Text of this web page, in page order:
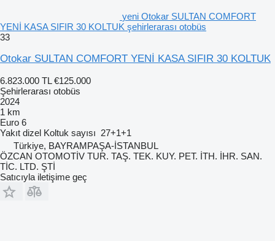
yeni Otokar SULTAN COMFORT
YENİ KASA SIFIR 30 KOLTUK şehirlerarası otobüs
33
Otokar SULTAN COMFORT YENİ KASA SIFIR 30 KOLTUK
6.823.000 TL €125.000
Şehirlerarası otobüs
2024
1 km
Euro 6
Yakıt dizel Koltuk sayısı 27+1+1
Türkiye, BAYRAMPAŞA-İSTANBUL
ÖZCAN OTOMOTİV TUR. TAŞ. TEK. KUY. PET. İTH. İHR. SAN.
TİC. LTD. ŞTİ
Satıcıyla iletişime geç